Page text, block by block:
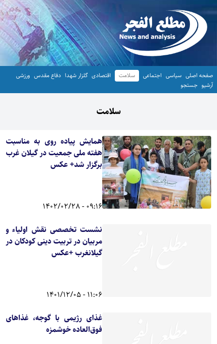
صفحه اصلی سیاسی اجتماعی سلامت اقتصادی گلزار شهدا دفاع مقدس ورزشی
آرشیو جستجو
سلامت
همایش پیاده روی به مناسبت
هفته ملی جمعیت در گیلان غرب
برگزار شد+ عکس
09:16 - 1402/02/28
نشست تخصصی نقش اولیاء و
مربیان در تربیت دینی کودکان در
گیلانغرب +عکس
11:06 - 1401/12/05
غذای رژیمی با گوجه، غذاهای
فوق‌العاده خوشمزه